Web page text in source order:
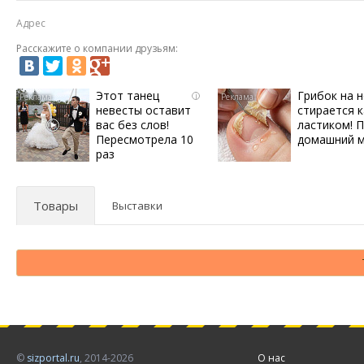
Адрес
Расскажите о компании друзьям:
i
Этот танец
невесты оставит
вас без слов!
Пересмотрела 10
раз
Грибок на
стирается
ластиком!
домашний
Товары Выставки
© sizportal.ru, 2014-2026 О нас